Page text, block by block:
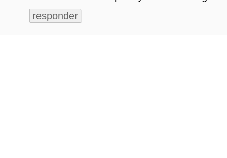
responder